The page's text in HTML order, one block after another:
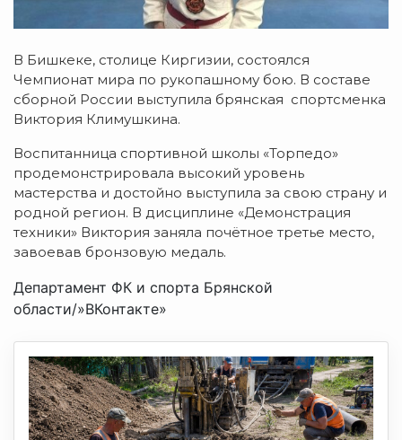
В Бишкеке, столице Киргизии, состоялся
Чемпионат мира по рукопашному бою. В составе
сборной России выступила брянская спортсменка
Виктория Климушкина.
Воспитанница спортивной школы «Торпедо»
продемонстрировала высокий уровень
мастерства и достойно выступила за свою страну и
родной регион. В дисциплине «Демонстрация
техники» Виктория заняла почётное третье место,
завоевав бронзовую медаль.
Департамент ФК и спорта Брянской
области/»ВКонтакте»